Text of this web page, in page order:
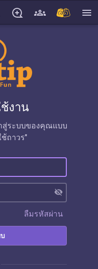
menu
งาน
สู่ระบบของคุณแบบ
ถาวร"
visibility_off
ลืมรหัสผ่าน